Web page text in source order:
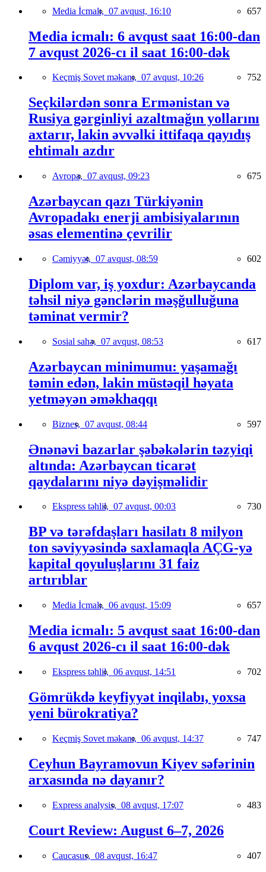
Media İcmalı, 07 avqust, 16:10 657
Media icmalı: 6 avqust saat 16:00-dan
7 avqust 2026-cı il saat 16:00-dək
Keçmiş Sovet məkanı, 07 avqust, 10:26 752
Seçkilərdən sonra Ermənistan və
Rusiya gərginliyi azaltmağın yollarını
axtarır, lakin əvvəlki ittifaqa qayıdış
ehtimalı azdır
Avropa, 07 avqust, 09:23 675
Azərbaycan qazı Türkiyənin
Avropadakı enerji ambisiyalarının
əsas elementinə çevrilir
Cəmiyyət, 07 avqust, 08:59 602
Diplom var, iş yoxdur: Azərbaycanda
təhsil niyə gənclərin məşğulluğuna
təminat vermir?
Sosial sahə, 07 avqust, 08:53 617
Azərbaycan minimumu: yaşamağı
təmin edən, lakin müstəqil həyata
yetməyən əməkhaqqı
Biznes, 07 avqust, 08:44 597
Ənənəvi bazarlar şəbəkələrin təzyiqi
altında: Azərbaycan ticarət
qaydalarını niyə dəyişməlidir
Ekspress təhlil, 07 avqust, 00:03 730
BP və tərəfdaşları hasilatı 8 milyon
ton səviyyəsində saxlamaqla AÇG-yə
kapital qoyuluşlarını 31 faiz
artırıblar
Media İcmalı, 06 avqust, 15:09 657
Media icmalı: 5 avqust saat 16:00-dan
6 avqust 2026-cı il saat 16:00-dək
Ekspress təhlil, 06 avqust, 14:51 702
Gömrükdə keyfiyyət inqilabı, yoxsa
yeni bürokratiya?
Keçmiş Sovet məkanı, 06 avqust, 14:37 747
Ceyhun Bayramovun Kiyev səfərinin
arxasında nə dayanır?
Express analysis, 08 avqust, 17:07 483
Court Review: August 6–7, 2026
Caucasus, 08 avqust, 16:47 407